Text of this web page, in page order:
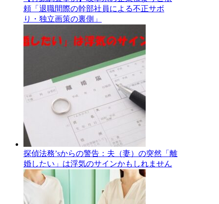
頼「退職間際の幹部社員による不正サボ
り・独立画策の裏側」
探偵法務’sからの警告：夫（妻）の突然「離
婚したい」は浮気のサインかもしれません